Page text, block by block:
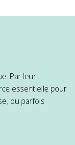
Par leur
essentielle pour
ou parfois